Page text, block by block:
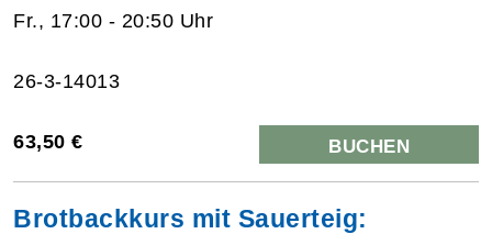
Fr., 17:00 - 20:50 Uhr
26-3-14013
63,50 € BUCHEN
Brotbackkurs mit Sauerteig: